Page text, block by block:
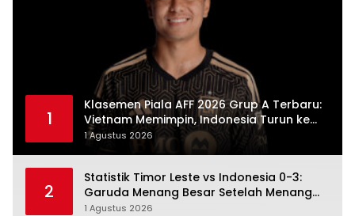
1
Klasemen Piala AFF 2026 Grup A Terbaru:
Vietnam Memimpin, Indonesia Turun ke
Posisi Tiga
1 Agustus 2026
2
Statistik Timor Leste vs Indonesia 0-3:
Garuda Menang Besar Setelah Menang
Angka Lebih Dulu
1 Agustus 2026